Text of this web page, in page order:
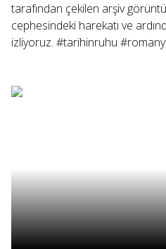
tarafından çekilen arşiv
cephesindeki harekatı ve
izliyoruz. #tarihinruhu